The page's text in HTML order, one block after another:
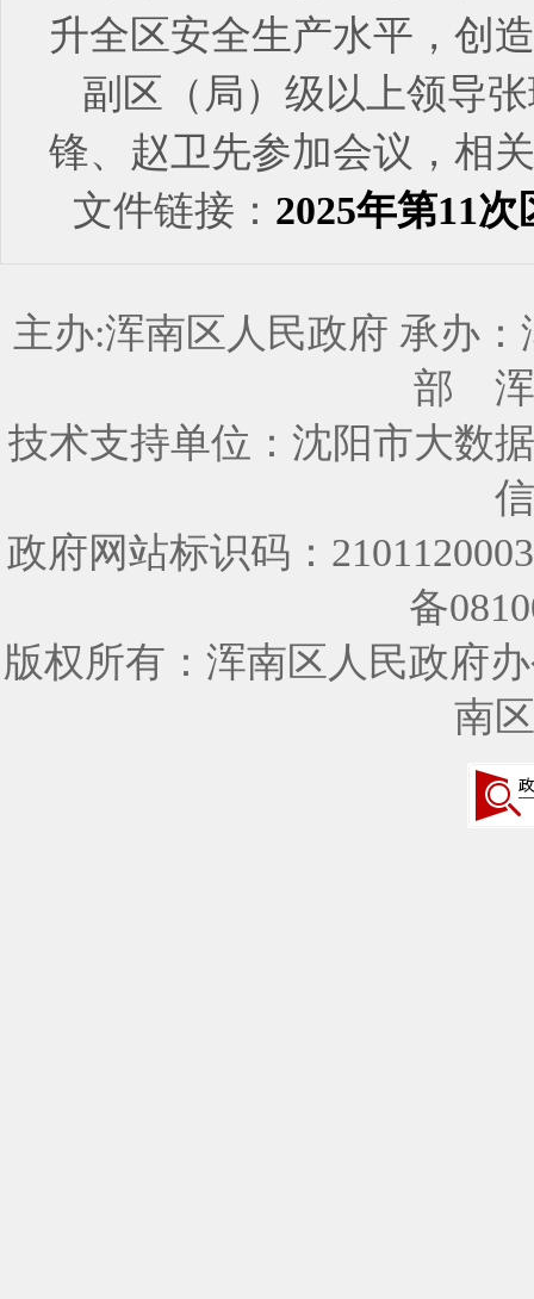
升全区安全生产水平，创
副区（局）级以上领导
锋、赵卫先参加会议，相
文件链接： 2025年第11
主办:浑南区人民政府 承办
部
技术支持单位：沈阳市大数
政府网站标识码：
备
版权所有：浑南区人民政府
南